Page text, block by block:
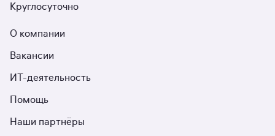
Круглосуточно
О компании
Вакансии
ИТ-деятельность
Помощь
Наши партнёры